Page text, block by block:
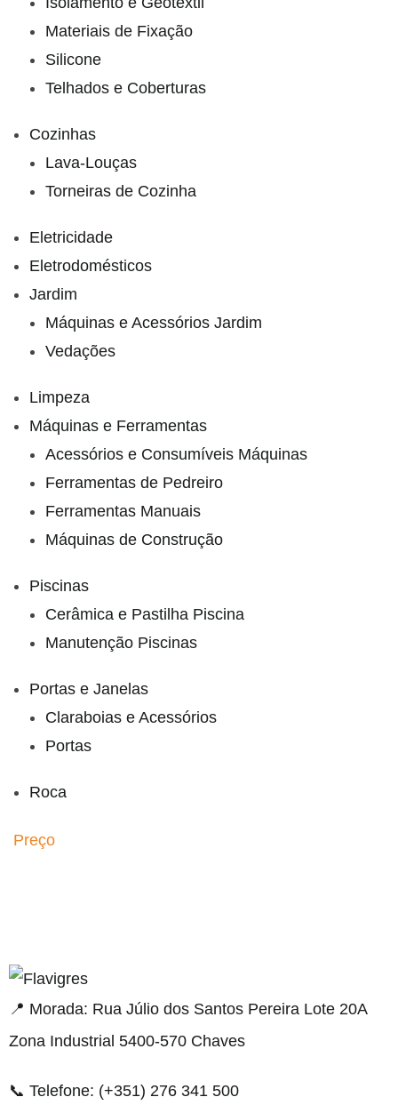
Materiais de Fixação
Silicone
Telhados e Coberturas
Cozinhas
Lava-Louças
Torneiras de Cozinha
Eletricidade
Eletrodomésticos
Jardim
Máquinas e Acessórios Jardim
Vedações
Limpeza
Máquinas e Ferramentas
Acessórios e Consumíveis Máquinas
Ferramentas de Pedreiro
Ferramentas Manuais
Máquinas de Construção
Piscinas
Cerâmica e Pastilha Piscina
Manutenção Piscinas
Portas e Janelas
Claraboias e Acessórios
Portas
Roca
Preço
resmi adresi
📍 Morada: Rua Júlio dos Santos Pereira Lote 20A
Zona Industrial 5400-570 Chaves
📞 Telefone: (+351) 276 341 500